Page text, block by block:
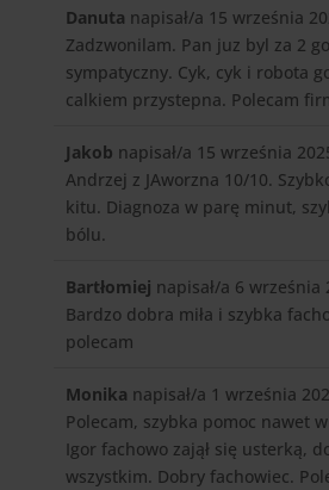
Danuta napisał/a 15 września
Zadzwonilam. Pan juz byl za 2
sympatyczny. Cyk, cyk i robota
calkiem przystepna. Polecam
Jakob napisał/a 15 września
Andrzej z JAworzna 10/10.
kitu. Diagnoza w parę minut,
bólu.
Bartłomiej napisał/a 6 września
Bardzo dobra miła i szybka
polecam
Monika napisał/a 1 września
Polecam, szybka pomoc nawet
Igor fachowo zajął się usterką,
wszystkim. Dobry fachowiec.